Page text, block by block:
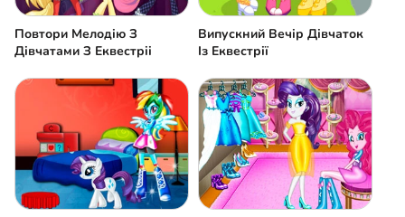
Повтори Мелодію З
Дівчатами З Еквестріі
Випускний Вечір Дівчаток
Із Еквестрії